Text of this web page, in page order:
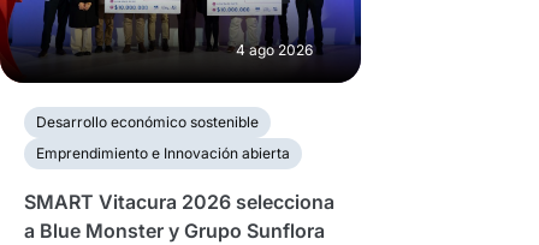
4 ago 2026
Desarrollo económico sostenible
Emprendimiento e Innovación abierta
SMART Vitacura 2026 selecciona
a Blue Monster y Grupo Sunflora